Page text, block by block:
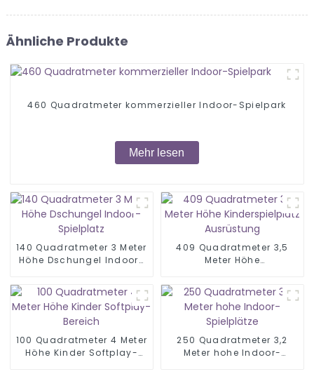
Ähnliche Produkte
460 Quadratmeter kommerzieller Indoor-Spielpark
Mehr lesen
140 Quadratmeter 3 Meter
Höhe Dschungel Indoor-
409 Quadratmeter 3,5
Meter Höhe
Ausrüstung
100 Quadratmeter 4 Meter
Höhe Kinder Softplay-
250 Quadratmeter 3,2
Meter hohe Indoor-